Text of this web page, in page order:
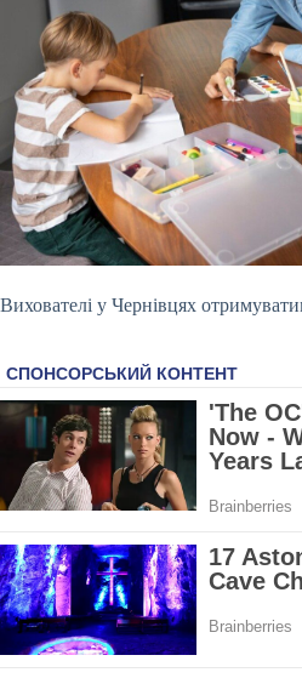
Вихователі у Чернівцях